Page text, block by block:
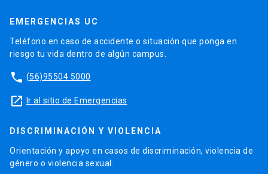
EMERGENCIAS UC
Teléfono en caso de accidente o situación que ponga en
riesgo tu vida dentro de algún campus.
phone (56)95504 5000
launch Ir al sitio de Emergencias
DISCRIMINACIÓN Y VIOLENCIA
Orientación y apoyo en casos de discriminación, violencia de
género o violencia sexual.